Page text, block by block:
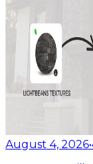
August 4, 2026•